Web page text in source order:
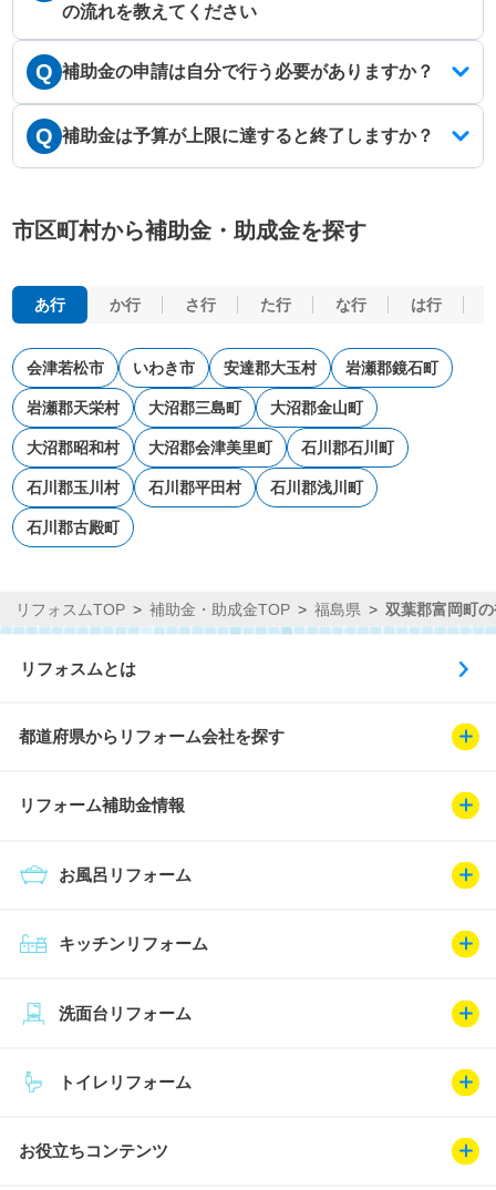
の流れを教えてください
Q 補助金の申請は自分で行う必要がありますか？
Q 補助金は予算が上限に達すると終了しますか？
市区町村から補助金・助成金を探す
あ行 か行 さ行 た行 な行 は行
会津若松市 いわき市 安達郡大玉村 岩瀬郡鏡石町
岩瀬郡天栄村 大沼郡三島町 大沼郡金山町
大沼郡昭和村 大沼郡会津美里町 石川郡石川町
石川郡玉川村 石川郡平田村 石川郡浅川町
石川郡古殿町
リフォスムTOP 補助金・助成金TOP 福島県 双葉郡富岡町
リフォスムとは
都道府県からリフォーム会社を探す
リフォーム補助金情報
キッチンリフォーム
お風呂リフォーム
トイレリフォーム
洗面台リフォーム
お役立ちコンテンツ